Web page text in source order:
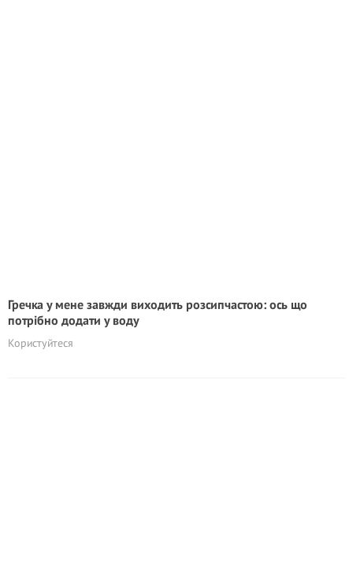
Гречка у мене завжди виходить розсипчастою: ось що
потрібно додати у воду
Користуйтеся